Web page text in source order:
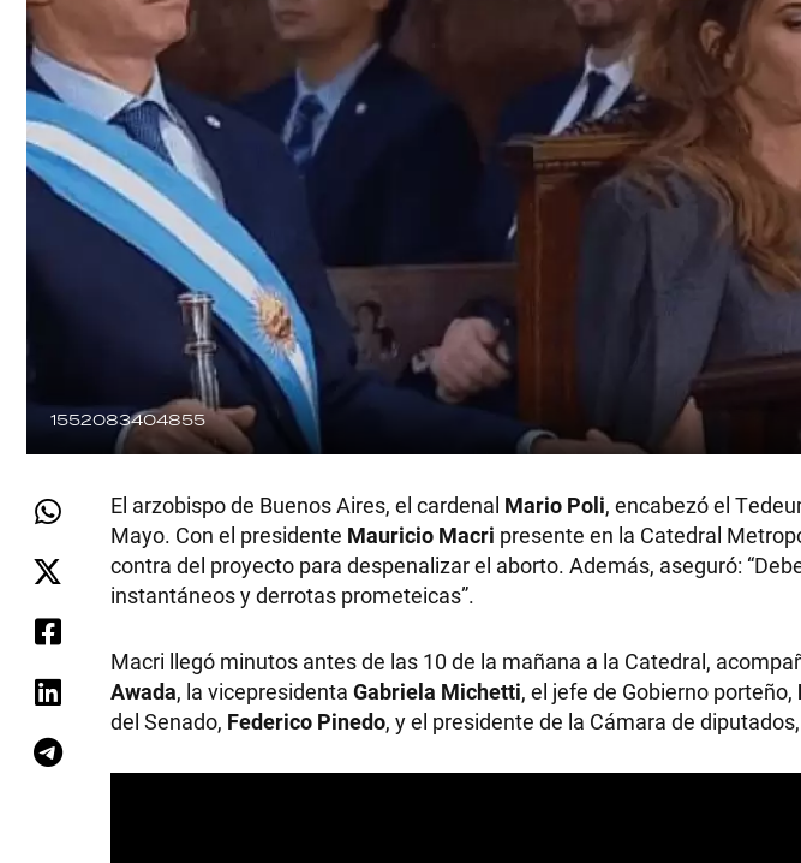
1552083404855
El arzobispo de Buenos Aires, el cardenal Mario Poli, encabezó el
Mayo. Con el presidente Mauricio Macri presente en la Catedral
contra del proyecto para despenalizar el aborto. Además, aseguró:
instantáneos y derrotas prometeicas”.
Macri llegó minutos antes de las 10 de la mañana a la Catedral,
Awada, la vicepresidenta Gabriela Michetti, el jefe de Gobierno porteño,
del Senado, Federico Pinedo, y el presidente de la Cámara de diputados,